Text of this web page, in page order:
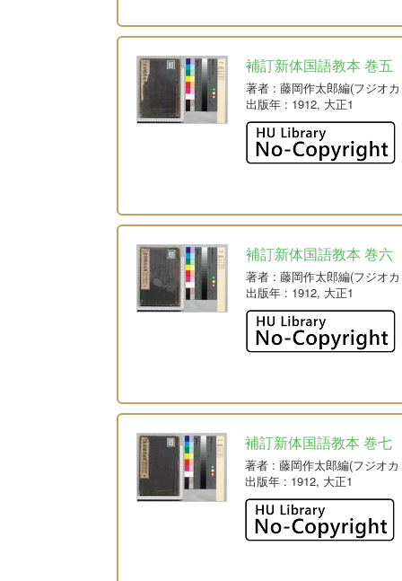
補訂新体国語教本 巻五
著者 : 藤岡作太郎編(フジオ
出版年 : 1912, 大正1
補訂新体国語教本 巻六
著者 : 藤岡作太郎編(フジオ
出版年 : 1912, 大正1
補訂新体国語教本 巻七
著者 : 藤岡作太郎編(フジオ
出版年 : 1912, 大正1